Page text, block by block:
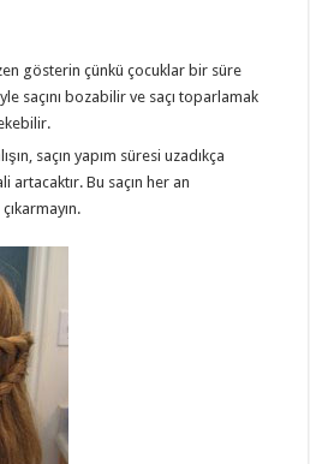
gösterin çünkü çocuklar bir süre
saçını bozabilir ve saçı toparlamak
saçın yapım süresi uzadıkça
artacaktır. Bu saçın her an